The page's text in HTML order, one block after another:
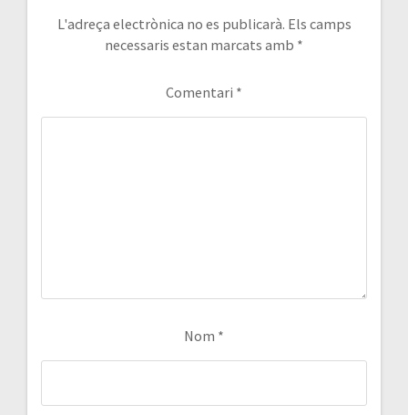
L'adreça electrònica no es publicarà. Els camps
necessaris estan marcats amb *
Comentari *
Nom *